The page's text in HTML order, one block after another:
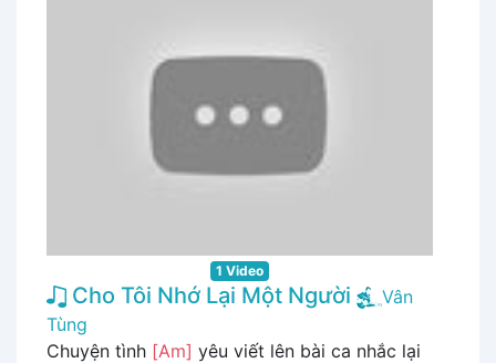
1 Video
Cho Tôi Nhớ Lại Một Người
Vân
Tùng
Chuyện tình [Am] yêu viết lên bài ca nhắc lại